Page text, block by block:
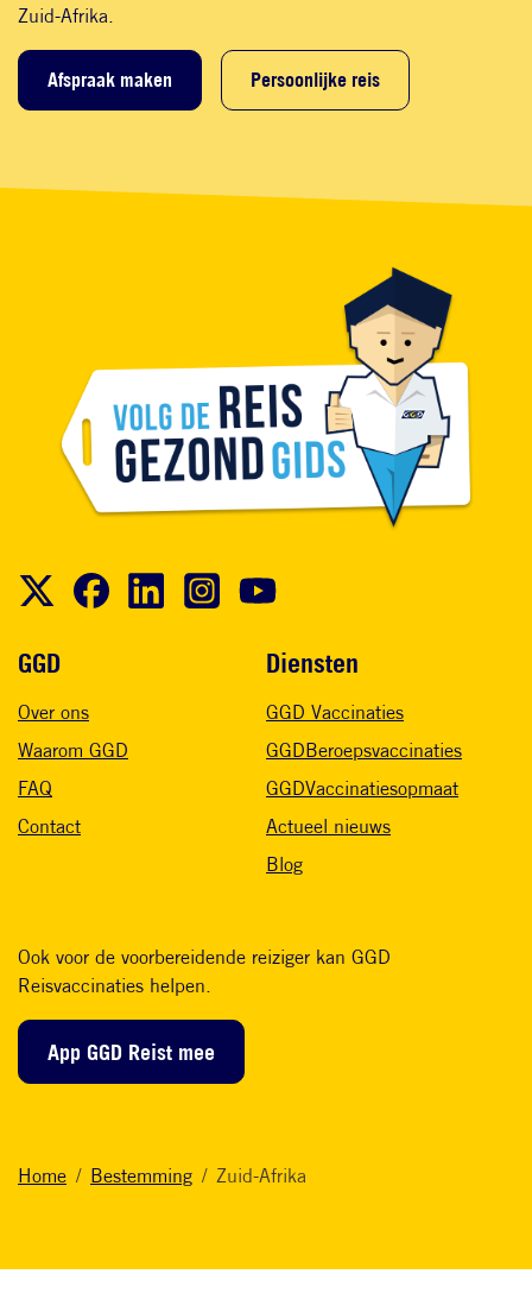
Zuid-Afrika.
Afspraak maken Persoonlijke reis
Voet
GGD
Over ons
Waarom GGD
FAQ
Contact
Diensten
GGD Vaccinaties
GGDBeroepsvaccinaties
GGDVaccinatiesopmaat
Actueel nieuws
Blog
Ook voor de voorbereidende reiziger kan GGD
Reisvaccinaties helpen.
App GGD Reist mee
Home Bestemming Zuid-Afrika